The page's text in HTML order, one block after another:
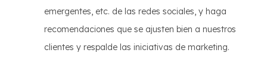
emergentes, etc. de las redes sociales, y haga
recomendaciones que se ajusten bien a nuestros
clientes y respalde las iniciativas de marketing.